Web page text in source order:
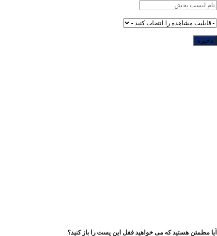
آیا مطمئن هستید که می خواهید قفل این پست را باز کنید؟